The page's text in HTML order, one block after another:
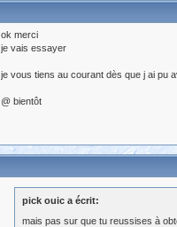
ok merci
je vais essayer
je vous tiens au courant dès que j ai pu
@ bientôt
pick ouic a écrit:
mais pas sur que tu reussises à